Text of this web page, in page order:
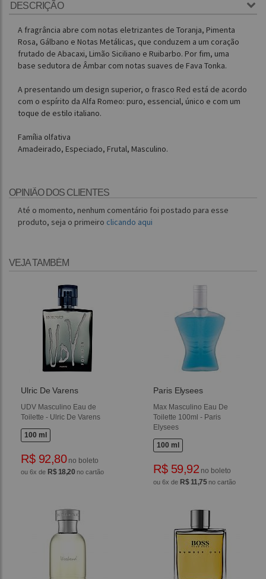
DESCRIÇÃO
A fragrância abre com notas eletrizantes de Toranja, Pimenta
Rosa, Gálbano e Notas Metálicas, que conduzem a um coração
frutado de Abacaxi, Limão Siciliano e Ruibarbo. Por fim, uma
base sedutora de Âmbar com notas suaves de Fava Tonka.
A presentando um design superior, o frasco Red está de acordo
com o espírito da Alfa Romeo: puro, essencial, único e com um
toque de estilo italiano.
Família olfativa
Amadeirado, Especiado, Frutal, Masculino.
OPINIÃO DOS CLIENTES
Até o momento, nenhum comentário foi postado para esse
produto, seja o primeiro clicando aqui
VEJA TAMBÉM
Ulric De Varens
UDV Masculino Eau de
Toilette - Ulric De Varens
100 ml
R$ 92,80no boleto
ou 6x de R$ 18,20 no cartão
Paris Elysees
Max Masculino Eau De
Toilette 100ml - Paris
Elysees
100 ml
R$ 59,92 no boleto
ou 6x de R$ 11,75no cartão